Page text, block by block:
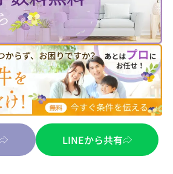
LINEから共有